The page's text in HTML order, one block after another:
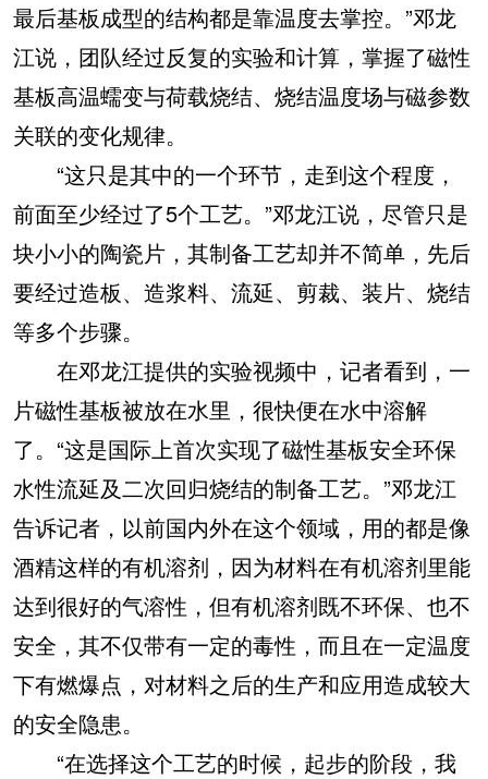
最后基板成型的结构都是靠温度去掌控。”邓龙
江说，团队经过反复的实验和计算，掌握了磁性
基板高温蠕变与荷载烧结、烧结温度场与磁参数
关联的变化规律。
“这只是其中的一个环节，走到这个程度，
前面至少经过了5个工艺。”邓龙江说，尽管只是
块小小的陶瓷片，其制备工艺却并不简单，先后
要经过造板、造浆料、流延、剪裁、装片、烧结
等多个步骤。
在邓龙江提供的实验视频中，记者看到，一
片磁性基板被放在水里，很快便在水中溶解
了。“这是国际上首次实现了磁性基板安全环保
水性流延及二次回归烧结的制备工艺。”邓龙江
告诉记者，以前国内外在这个领域，用的都是像
酒精这样的有机溶剂，因为材料在有机溶剂里能
达到很好的气溶性，但有机溶剂既不环保、也不
安全，其不仅带有一定的毒性，而且在一定温度
下有燃爆点，对材料之后的生产和应用造成较大
的安全隐患。
“在选择这个工艺的时候，起步的阶段，我